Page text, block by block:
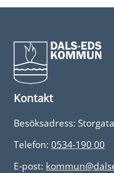
Kontakt
Besöksadress:
Telefon: 0534-190 00
E-post: